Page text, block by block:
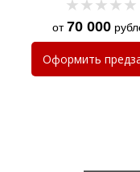
Хочу такую
от70 000
Оформить